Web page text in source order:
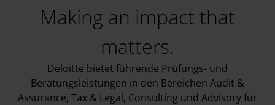
Making an impact that
matters.
Deloitte bietet führende Prüfungs- und
Beratungsleistungen in den Bereichen Audit &
Assurance, Tax & Legal, Consulting und Advisory für